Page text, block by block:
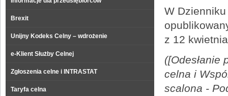
Brexit
Unijny Kodeks Celny – wdrożenie
e-Klient Służby Celnej
Zgłoszenia celne i INTRASTAT
Taryfa celna
W
z 12
([Odesłanie
celna i
scalona -